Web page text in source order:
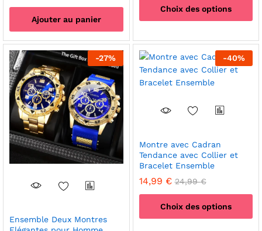
Ajouter au panier
Choix des options
produit
a
plusieurs
variations.
peuvent
choisies
sur
la
page
du
produit
-27%
Ensemble Deux Montres
-40%
Montre avec Cadran
Tendance avec Collier et
Bracelet Ensemble
14,99 € 24,99€
Choix des options